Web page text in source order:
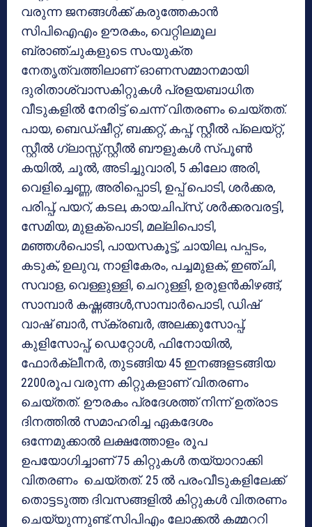
വരുന്ന ജനങ്ങള്‍ക്ക് കരുത്തേകാന്‍
സിപിഐഎം ഊരകം, വെറ്റിലമൂല
ബ്രാഞ്ചുകളുടെ സംയുക്ത
നേതൃത്വത്തിലാണ് ഓണസമ്മാനമായി
ദുരിതാശ്വാസകിറ്റുകള്‍ പ്രളയബാധിത
വീടുകളില്‍ നേരിട്ട് ചെന്ന് വിതരണം ചെയ്തത്.
പായ, ബെഡ്ഷീറ്റ്, ബക്കറ്റ്, കപ്പ്, സ്റ്റീല്‍ പ്ലെയ്റ്റ്,
സ്റ്റീല്‍ ഗ്ലാസ്സ്,സ്റ്റീല്‍ ബൗളുകള്‍ സ്പൂണ്‍
കയില്‍, ചൂല്‍, അടിച്ചുവാരി, 5 കിലോ അരി,
വെളിച്ചെണ്ണ, അരിപ്പൊടി, ഉപ്പ് പൊടി, ശര്‍ക്കര,
പരിപ്പ്, പയറ്, കടല, കായചിപ്‌സ്, ശര്‍ക്കരവരട്ടി,
സേമിയ, മുളക്‌പൊടി, മല്ലിപൊടി,
മഞ്ഞള്‍പൊടി, പായസകൂട്ട്, ചായില, പപ്പടം,
കടുക്, ഉലുവ, നാളികേരം, പച്ചമുളക്, ഇഞ്ചി,
സവാള, വെള്ളുള്ളി, ചെറുള്ളി, ഉരുളന്‍കിഴങ്ങ്,
സാമ്പാര്‍ കഷ്ണങ്ങള്‍,സാമ്പാര്‍പൊടി, ഡിഷ്
വാഷ് ബാര്‍, സ്‌ക്രബര്‍, അലക്കുസോപ്പ്,
കുളിസോപ്പ്, ഡെറ്റോള്‍, ഫിനോയില്‍,
ഫോര്‍ക്ലീനര്‍, തുടങ്ങിയ 45 ഇനങ്ങളടങ്ങിയ
2200രൂപ വരുന്ന കിറ്റുകളാണ് വിതരണം
ചെയ്തത്. ഊരകം പ്രദേശത്ത് നിന്ന് ഉത്രാട
ദിനത്തില്‍ സമാഹരിച്ച ഏകദേശം
ഒന്നേമുക്കാല്‍ ലക്ഷത്തോളം രൂപ
ഉപയോഗിച്ചാണ് 75 കിറ്റുകള്‍ തയ്യാറാക്കി
വിതരണം ചെയ്തത്. 25 ല്‍ പരംവീടുകളിലേക്ക്
തൊട്ടടുത്ത ദിവസങ്ങളില്‍ കിറ്റുകള്‍ വിതരണം
ചെയ്യുന്നുണ്ട്.സിപിഎം ലോക്കല്‍ കമ്മററി